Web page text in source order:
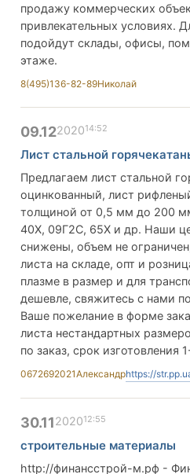
продажу коммерческих
привлекательных условиях.
подойдут склады, офисы,
этаже.
8(495)136-82-89Николай
09.12202014:52
Лист стальной
Предлагаем лист стальной
оцинкованный, лист
толщиной от 0,5 мм до 200
40Х, 09Г2С, 65Х и др. Наши
снижены, объем не
листа на складе, опт и
плазме в размер и для
дешевле, свяжитесь с нами
Ваше пожелание в форме
листа нестандартных
по заказ, срок изготовления
0672692021Александрhttps://
30.11202012:55
строительные материалы
http://финансстрой-м.рф -